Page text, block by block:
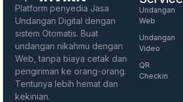
Platform penyedia Jasa
Undangan Digital dengan
sistem Otomatis. Buat
undangan nikahmu dengan
Web, tanpa biaya cetak dan
pengiriman ke orang-orang.
Tentunya lebih hemat dan
kekinian.
Undangan
Web
Undangan
Video
QR
Checkin